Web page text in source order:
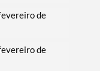
de
de